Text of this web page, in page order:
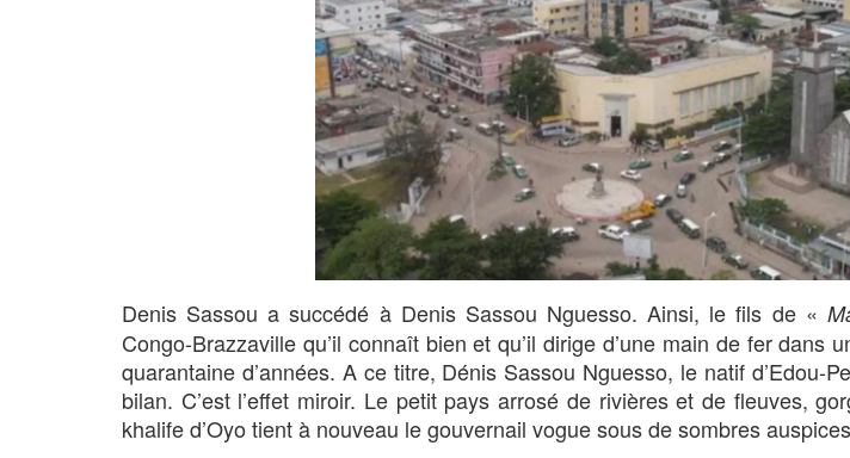
Denis Sassou a succédé à Denis Sassou Nguesso. Ainsi, le fils de «
Congo-Brazzaville qu’il connaît bien et qu’il dirige d’une main de fer dans
quarantaine d’années. A ce titre, Dénis Sassou Nguesso, le natif d’Edou-
bilan. C’est l’effet miroir. Le petit pays arrosé de rivières et de fleuves,
khalife d’Oyo tient à nouveau le gouvernail vogue sous de sombres